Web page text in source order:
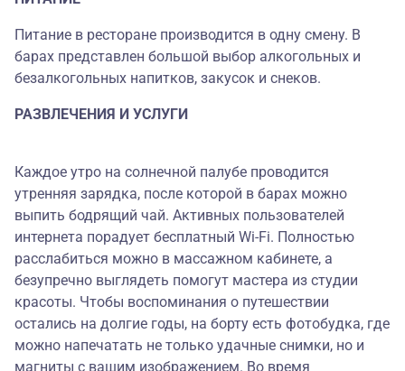
Питание в ресторане производится в одну смену. В
барах представлен большой выбор алкогольных и
безалкогольных напитков, закусок и снеков.
РАЗВЛЕЧЕНИЯ И УСЛУГИ
Каждое утро на солнечной палубе проводится
утренняя зарядка, после которой в барах можно
выпить бодрящий чай. Активных пользователей
интернета порадует бесплатный Wi-Fi. Полностью
расслабиться можно в массажном кабинете, а
безупречно выглядеть помогут мастера из студии
красоты. Чтобы воспоминания о путешествии
остались на долгие годы, на борту есть фотобудка, где
можно напечатать не только удачные снимки, но и
магниты с вашим изображением. Во время